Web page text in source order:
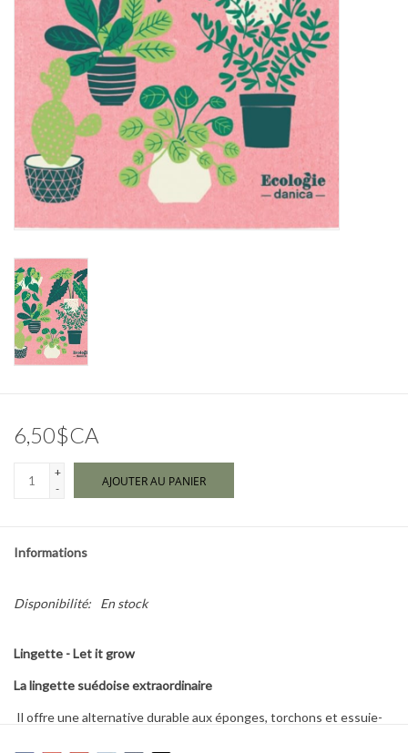
Accessoire Mode
Bijoux
Parfumerie
Papeterie
Déco
Vente
Gift cards
6,50$CA
+
-
AJOUTER AU PANIER
Informations
Disponibilité: En stock
Lingette - Let it grow
La lingette suédoise extraordinaire
Il offre une alternative durable aux éponges, torchons et essuie-